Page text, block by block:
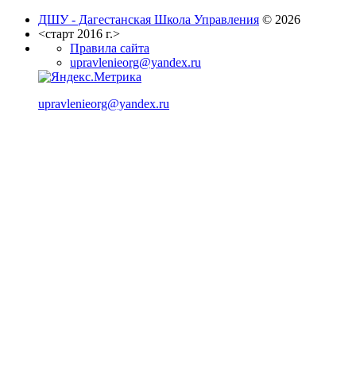
ДШУ - Дагестанская Школа Управления © 2026
<старт 2016 г.>
Правила сайта
upravlenieorg@yandex.ru
upravlenieorg@yandex.ru